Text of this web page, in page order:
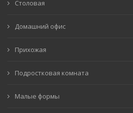
Столовая
Домашний офис
Прихожая
Подростковая комната
Малые формы